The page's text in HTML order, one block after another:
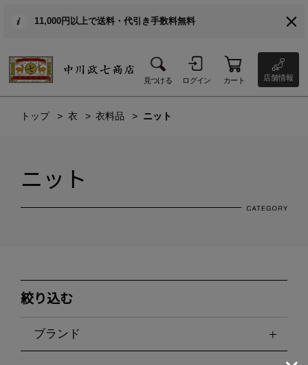
11,000円以上で送料・代引き手数料無料
見つける ログイン カート 店舗情報
トップ 衣 衣料品 ニット
ニット
絞り込む
ブランド